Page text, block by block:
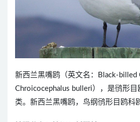
新西兰黑嘴鸥（英文名：Black-billed
Chroicocephalus bulleri），是鸻形目
类。新西兰黑嘴鸥，鸟纲鸻形目鸥科